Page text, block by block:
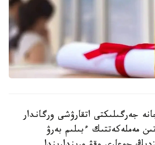
جەرگىلىكتى اتقارۋشى ورگاندار
مەملەكەتتىك ءبىلىم بەرۋ